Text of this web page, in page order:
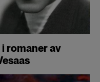
romaner av